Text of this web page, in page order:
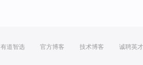
有道智选 官方博客 技术博客 诚聘英才